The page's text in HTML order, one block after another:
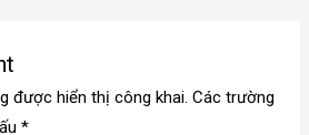
được hiển thị công khai. Các trường
*